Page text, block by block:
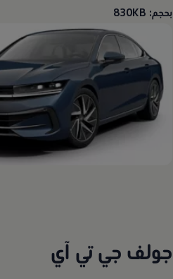
بحجم: 830KB
جولف جي تي آي